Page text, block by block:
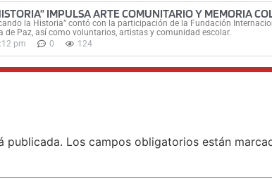
IMPULSA ARTE COMUNITARIO Y MEMORIA
la Historia” contó con la participación de la Fundación
de Paz, así como voluntarios, artistas y comunidad escolar.
pm 0 124
publicada. Los campos obligatorios están